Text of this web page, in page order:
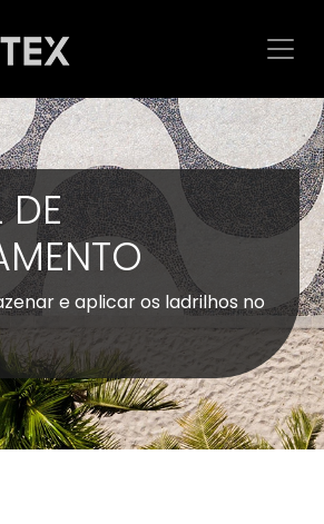
DE
e aplicar os ladrilhos no